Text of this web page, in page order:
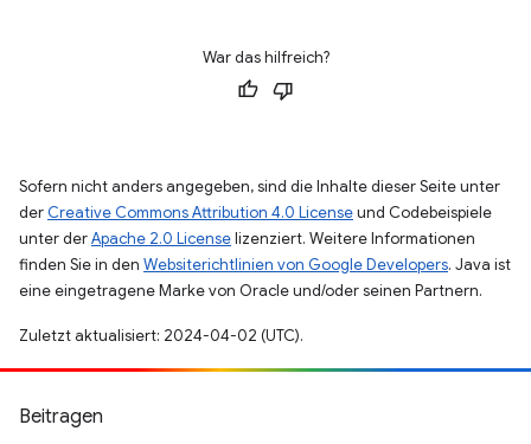
War das hilfreich?
Sofern nicht anders angegeben, sind die Inhalte dieser Seite unter
der Creative Commons Attribution 4.0 Licenseund Codebeispiele
unter derApache 2.0 Licenselizenziert. Weitere Informationen
finden Sie in den Websiterichtlinien von Google Developers. Java ist
eine eingetragene Marke von Oracle und/oder seinen Partnern.
Zuletzt aktualisiert: 2024-04-02 (UTC).
Beitragen